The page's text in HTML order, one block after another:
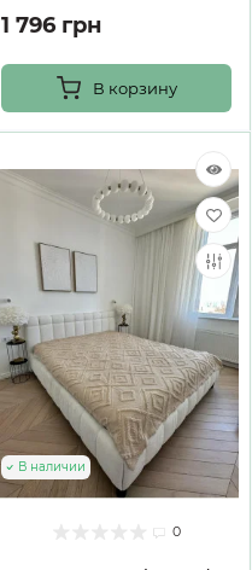
1 796 грн
В корзину
0
В наличии